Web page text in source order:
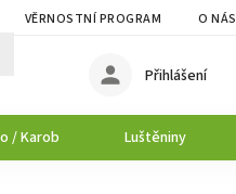
VĚRNOSTNÍ PROGRAM O NÁS
Přihlášení
/ Karob Luštěniny